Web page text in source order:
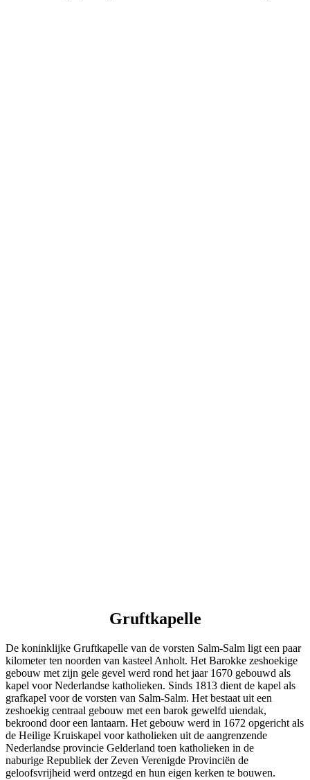
Gruftkapelle
De koninklijke Gruftkapelle van de vorsten Salm-Salm ligt een paar
kilometer ten noorden van kasteel Anholt. Het Barokke zeshoekige
gebouw met zijn gele gevel werd rond het jaar 1670 gebouwd als
kapel voor Nederlandse katholieken. Sinds 1813 dient de kapel als
grafkapel voor de vorsten van Salm-Salm. Het bestaat uit een
zeshoekig centraal gebouw met een barok gewelfd uiendak,
bekroond door een lantaarn. Het gebouw werd in 1672 opgericht als
de Heilige Kruiskapel voor katholieken uit de aangrenzende
Nederlandse provincie Gelderland toen katholieken in de
naburige Republiek der Zeven Verenigde Provinciën de
geloofsvrijheid werd ontzegd en hun eigen kerken te bouwen.